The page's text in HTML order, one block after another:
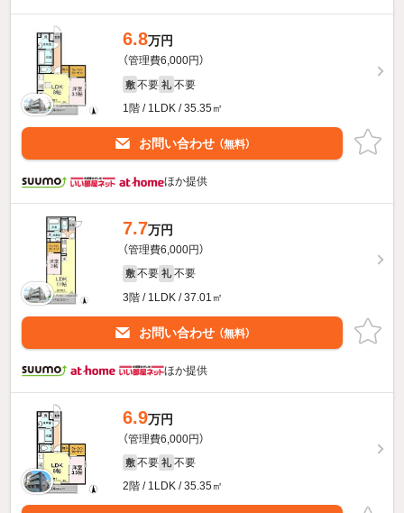
6.8万円
（管理費6,000円）
敷 不要 礼 不要
1階 / 1LDK / 35.35㎡
お問い合わせ （無料）
ほか提供
7.7万円
（管理費6,000円）
敷 不要 礼 不要
3階 / 1LDK / 37.01㎡
お問い合わせ （無料）
ほか提供
6.9万円
（管理費6,000円）
敷 不要 礼 不要
2階 / 1LDK / 35.35㎡